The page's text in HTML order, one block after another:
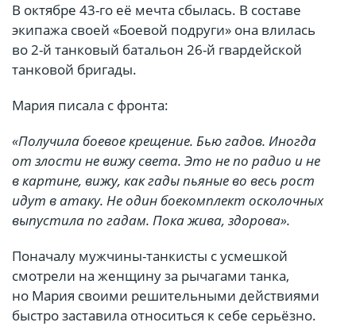
В октябре 43-го её мечта сбылась. В составе
экипажа своей «Боевой подруги» она влилась
во 2-й танковый батальон 26-й гвардейской
танковой бригады.
Мария писала с фронта:
«Получила боевое крещение. Бью гадов. Иногда
от злости не вижу света. Это не по радио и не
в картине, вижу, как гады пьяные во весь рост
идут в атаку. Не один боекомплект осколочных
выпустила по гадам. Пока жива, здорова».
Поначалу мужчины-тан­кис­ты с усмешкой
смотрели на женщину за рычагами танка,
но Мария своими решительными действиями
быстро заставила относиться к себе серьёзно.